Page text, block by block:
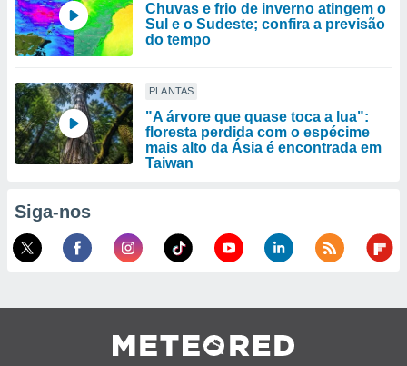
Chuvas e frio de inverno atingem o
Sul e o Sudeste; confira a previsão
do tempo
PLANTAS
"A árvore que quase toca a lua":
floresta perdida com o espécime
mais alto da Ásia é encontrada em
Taiwan
Siga-nos